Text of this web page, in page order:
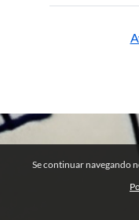
Se continuar navegando